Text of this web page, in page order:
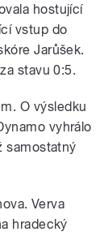
hostující
vstup do
Jarůšek.
stavu 0:5.
O výsledku
vyhrálo
samostatný
Verva
hradecký